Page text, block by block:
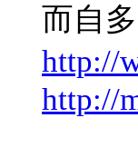
而自
http://
http://